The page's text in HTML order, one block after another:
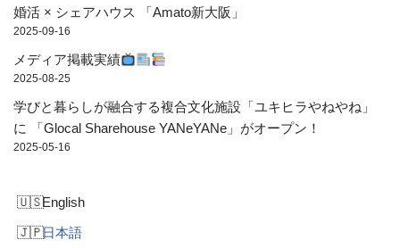
婚活 × シェアハウス 「Amato新大阪」
2025-09-16
メディア掲載実績
2025-08-25
学びと暮らしが融合する複合文化施設「ユキヒラやねやね」
に 「Glocal Sharehouse YANeYANe」がオープン！
2025-05-16
English
日本語